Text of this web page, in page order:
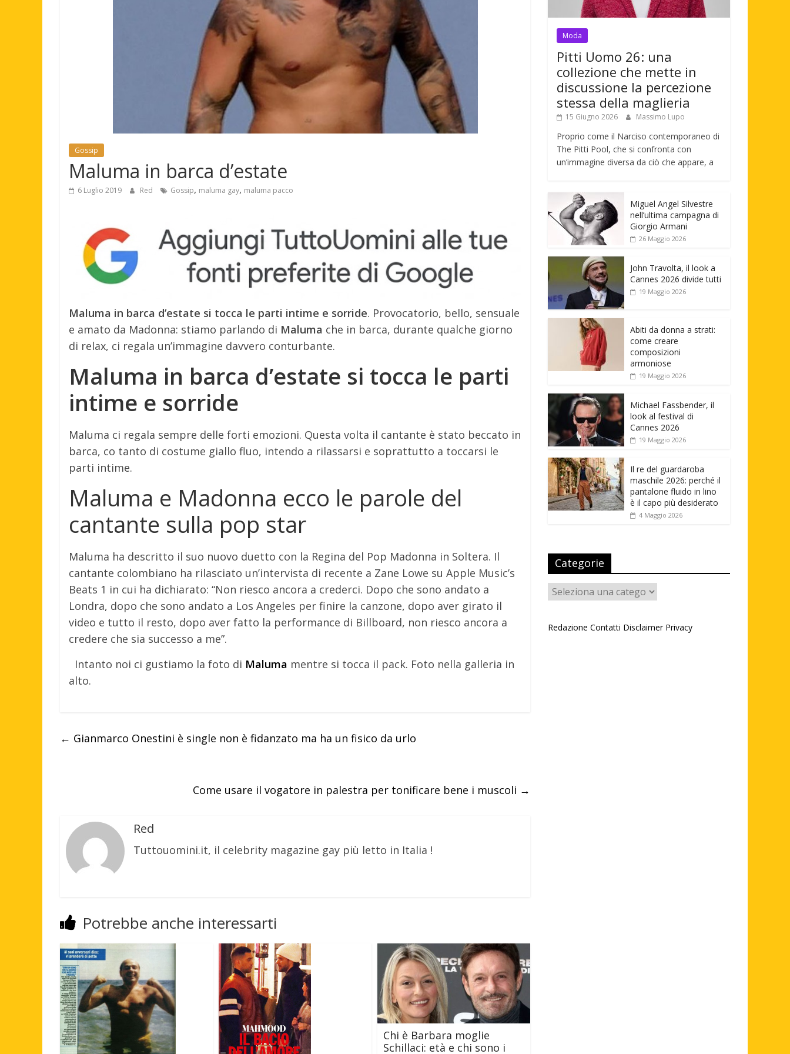
Gossip
Maluma in barca d’estate
6 Luglio 2019 Red Gossip, maluma gay, maluma pacco
Maluma in barca d’estate si tocca le parti intime e sorride. Provocatorio, bello, sensuale
e amato da Madonna: stiamo parlando di Maluma che in barca, durante qualche giorno
di relax, ci regala un’immagine davvero conturbante.
Maluma in barca d’estate si tocca le parti
intime e sorride
Maluma ci regala sempre delle forti emozioni. Questa volta il cantante è stato beccato in
barca, co tanto di costume giallo fluo, intendo a rilassarsi e soprattutto a toccarsi le
parti intime.
Maluma e Madonna ecco le parole del
cantante sulla pop star
Maluma ha descritto il suo nuovo duetto con la Regina del Pop Madonna in Soltera. Il
cantante colombiano ha rilasciato un’intervista di recente a Zane Lowe su Apple Music’s
Beats 1 in cui ha dichiarato: “Non riesco ancora a crederci. Dopo che sono andato a
Londra, dopo che sono andato a Los Angeles per finire la canzone, dopo aver girato il
video e tutto il resto, dopo aver fatto la performance di Billboard, non riesco ancora a
credere che sia successo a me”.
Intanto noi ci gustiamo la foto di Maluma mentre si tocca il pack. Foto nella galleria in
alto.
← Gianmarco Onestini è single non è fidanzato ma ha un fisico da urlo
Come usare il vogatore in palestra per tonificare bene i muscoli →
Red
Tuttouomini.it, il celebrity magazine gay più letto in Italia !
Potrebbe anche interessarti
Chi è Barbara moglie
Schillaci: età e chi sono i
Moda
Pitti Uomo 26: una
collezione che mette in
discussione la percezione
stessa della maglieria
15 Giugno 2026 Massimo Lupo
Proprio come il Narciso contemporaneo di
The Pitti Pool, che si confronta con
un’immagine diversa da ciò che appare, a
Miguel Angel Silvestre
nell’ultima campagna di
Giorgio Armani
26 Maggio 2026
John Travolta, il look a
Cannes 2026 divide tutti
19 Maggio 2026
Abiti da donna a strati:
come creare
composizioni
armoniose
19 Maggio 2026
Michael Fassbender, il
look al festival di
Cannes 2026
19 Maggio 2026
Il re del guardaroba
maschile 2026: perché il
pantalone fluido in lino
è il capo più desiderato
4 Maggio 2026
Categorie
Categorie
Redazione Contatti Disclaimer Privacy